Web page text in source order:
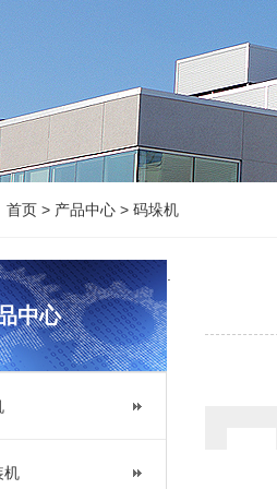
首页 > 产品中心 > 码垛机
中心
机